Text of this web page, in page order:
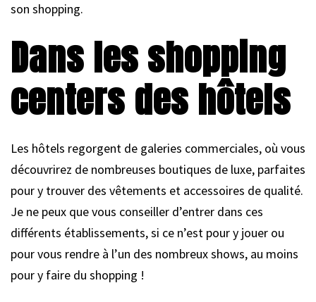
son shopping.
Dans les shopping
centers des hôtels
Les hôtels regorgent de galeries commerciales, où vous
découvrirez de nombreuses boutiques de luxe, parfaites
pour y trouver des vêtements et accessoires de qualité.
Je ne peux que vous conseiller d’entrer dans ces
différents établissements, si ce n’est pour y jouer ou
pour vous rendre à l’un des nombreux shows, au moins
pour y faire du shopping !